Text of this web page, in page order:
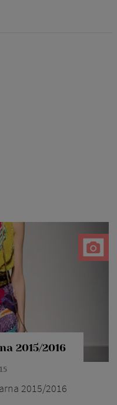
2015/2016
2015/2016